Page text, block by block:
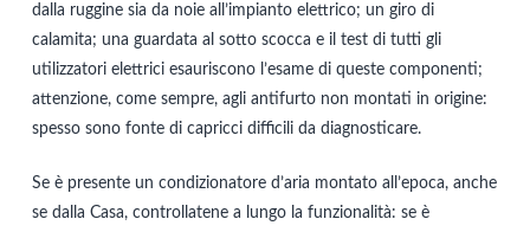
dalla ruggine sia da noie all’impianto elettrico; un giro di
calamita; una guardata al sotto scocca e il test di tutti gli
utilizzatori elettrici esauriscono l’esame di queste componenti;
attenzione, come sempre, agli antifurto non montati in origine:
spesso sono fonte di capricci difficili da diagnosticare.
Se è presente un condizionatore d’aria montato all’epoca, anche
se dalla Casa, controllatene a lungo la funzionalità: se è